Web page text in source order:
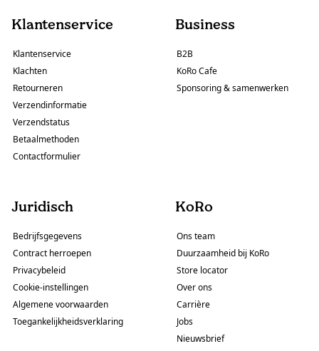
Klantenservice
Klantenservice
Klachten
Retourneren
Verzendinformatie
Verzendstatus
Betaalmethoden
Contactformulier
Business
B2B
KoRo Cafe
Sponsoring & samenwerken
Juridisch
Bedrijfsgegevens
Contract herroepen
Privacybeleid
Cookie-instellingen
Algemene voorwaarden
Toegankelijkheidsverklaring
KoRo
Ons team
Duurzaamheid bij KoRo
Store locator
Over ons
Carrière
Jobs
Nieuwsbrief